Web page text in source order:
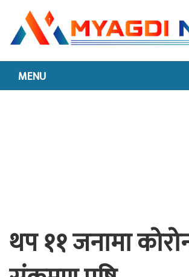
MENU
थप ११ जनामा